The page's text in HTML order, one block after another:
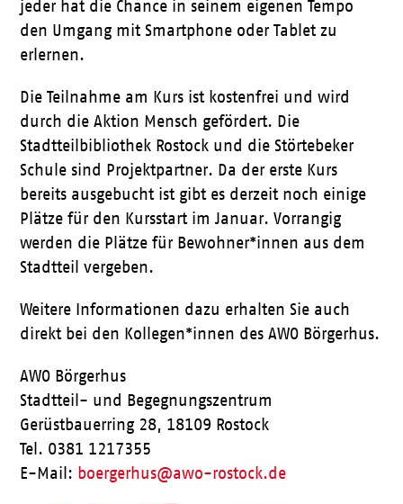
jeder hat die Chance in seinem eigenen Tempo
den Umgang mit Smartphone oder Tablet zu
erlernen.
Die Teilnahme am Kurs ist kostenfrei und wird
durch die Aktion Mensch gefördert. Die
Stadtteilbibliothek Rostock und die Störtebeker
Schule sind Projektpartner. Da der erste Kurs
bereits ausgebucht ist gibt es derzeit noch einige
Plätze für den Kursstart im Januar. Vorrangig
werden die Plätze für Bewohner*innen aus dem
Stadtteil vergeben.
Weitere Informationen dazu erhalten Sie auch
direkt bei den Kollegen*innen des AWO Börgerhus.
AWO Börgerhus
Stadtteil- und Begegnungszentrum
Gerüstbauerring 28, 18109 Rostock
Tel. 0381 1217355
E-Mail: boergerhus@awo-rostock.de